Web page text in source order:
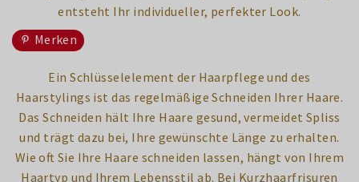
Merken
Ein Schlüsselelement der Haarpflege und des
Haarstylings ist das regelmäßige Schneiden Ihrer Haare.
Das Schneiden hält Ihre Haare gesund, vermeidet Spliss
und trägt dazu bei, Ihre gewünschte Länge zu erhalten.
Wie oft Sie Ihre Haare schneiden lassen, hängt von Ihrem
Haartyp und Ihrem Lebensstil ab. Bei Kurzhaarfrisuren